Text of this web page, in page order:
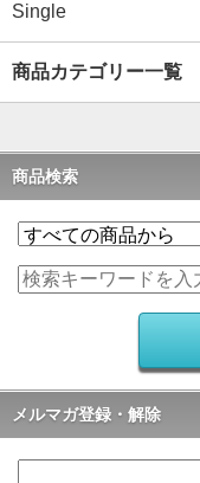
Single
商品カテゴリー一覧
商品検索
メルマガ登録・解除